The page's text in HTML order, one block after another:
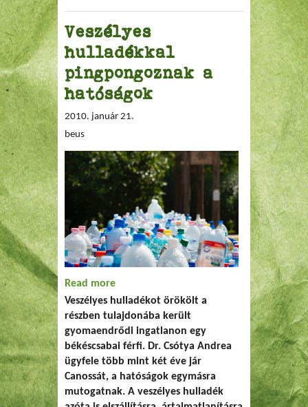
Veszélyes
hulladékkal
pingpongoznak a
hatóságok
2010. január 21.
beus
Read more
pingpongoznak a hatóságok
Veszélyes hulladékot örökölt a
részben tulajdonába került
gyomaendrődi ingatlanon egy
békéscsabai férfi. Dr. Csótya Andrea
ügyfele több mint két éve jár
Canossát, a hatóságok egymásra
mutogatnak. A veszélyes hulladék